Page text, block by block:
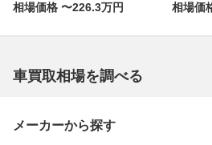
相場価格 〜226.3万円 相場価
車買取相場を調べる
メーカーから探す